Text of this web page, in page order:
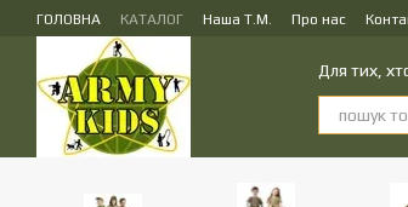
Перейти до основного контенту
ГОЛОВНА КАТАЛОГ Наша Т.М. Про нас
ПУБЛІЧНИЙ ДОГОВІР (ОФЕРТА) на замовлення,
Для тих,